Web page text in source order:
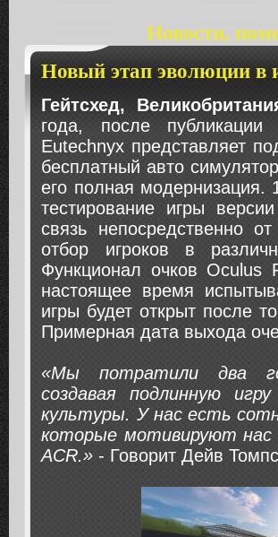
Новости,
Новый этап эволюции в
Гейтсхед,
года, после
Eutechnyx представляет
бесплатный авто
его полная модернизация.
тестирование игры
связь непосредственно
отбор игроков в
Функционал очков Oculus
настоящее время
игры будет открыт после
Примерная дата выхода
«Мы потратили два
создавая подлинную
культуры. У нас есть
которые мотивируют нас
ACR.» - Говорит Дейв